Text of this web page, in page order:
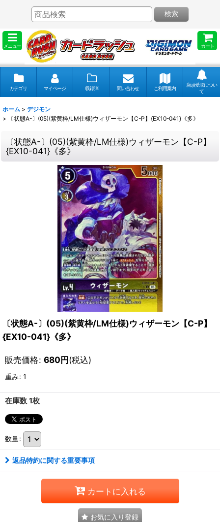
メニュー カート
検索
カテゴリ マイページ 収録弾 問い合わせ ご利用案内
店頭受取につい
て
ホーム > デジモン
>
〔状態A-〕(05)(紫黄枠/LM仕様)ウィザーモン【C-P】{EX10-041}《多》
〔状態A-〕(05)(紫黄枠/LM仕様)ウィザーモン【C-P】
{EX10-041}《多》
〔状態A-〕(05)(紫黄枠/LM仕様)ウィザーモン【C-P】
{EX10-041}《多》
販売価格: 680円(税込)
重み: 1
在庫数 1枚
数量:
返品特約に関する重要事項
カートに入れる
お気に入り登録